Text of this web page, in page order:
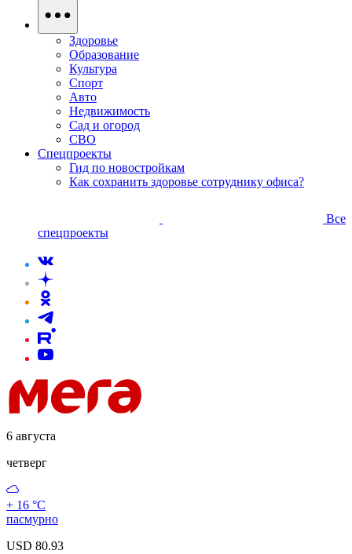
Здоровье
Образование
Культура
Спорт
Авто
Недвижимость
Сад и огород
СВО
Спецпроекты
Гид по новостройкам
Как сохранить здоровье сотруднику офиса?
Все
спецпроекты
6 августа
четверг
+ 16 °С
пасмурно
USD 80.93